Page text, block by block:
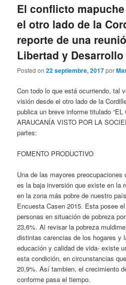
El conflicto
el otro lado de la
reporte de una
Libertad y Desarrollo
Posted on22 septiembre, 2017por
Con todo lo que está ocurriendo, tal
visión desde el otro lado de la
publica un breve informe titulado
ARAUCANÍA VISTO POR LA
partes:
FOMENTO PRODUCTIVO
Una de las mayores
es la baja inversión que existe en la
en la zona más pobre de nuestro
Encuesta Casen 2015. Esta posee
personas en situación de pobreza
23,6%. Al revisar la pobreza
distintas carencias de los hogares y
educación y calidad de vida- existe
esta condición, en circunstancias
20,9%. Así tambien, el crecimiento
conforme pasa el tiempo.